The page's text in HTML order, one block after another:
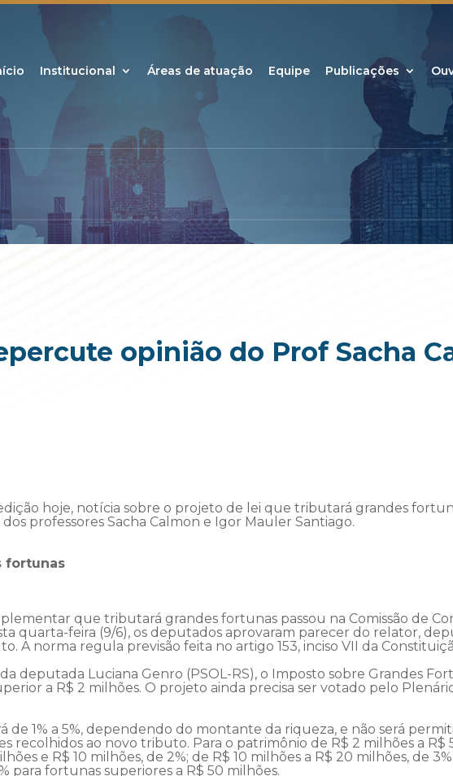
Institucional Áreas de atuação Equipe Publicações
opinião do Prof Sacha
hoje, notícia sobre o projeto de lei que tributará grandes
professores Sacha Calmon e Igor Mauler Santiago.
fortunas
que tributará grandes fortunas passou na Comissão de
quarta-feira (9/6), os deputados aprovaram parecer do relator,
A norma regula previsão feita no artigo 153, inciso VII da
deputada Luciana Genro (PSOL-RS), o Imposto sobre Grandes
a R$ 2 milhões. O projeto ainda precisa ser votado pelo
de 1% a 5%, dependendo do montante da riqueza, e não será
recolhidos ao novo tributo. Para o patrimônio de R$ 2 milhões a R$
e R$ 10 milhões, de 2%; de R$ 10 milhões a R$ 20 milhões, de
para fortunas superiores a R$ 50 milhões.